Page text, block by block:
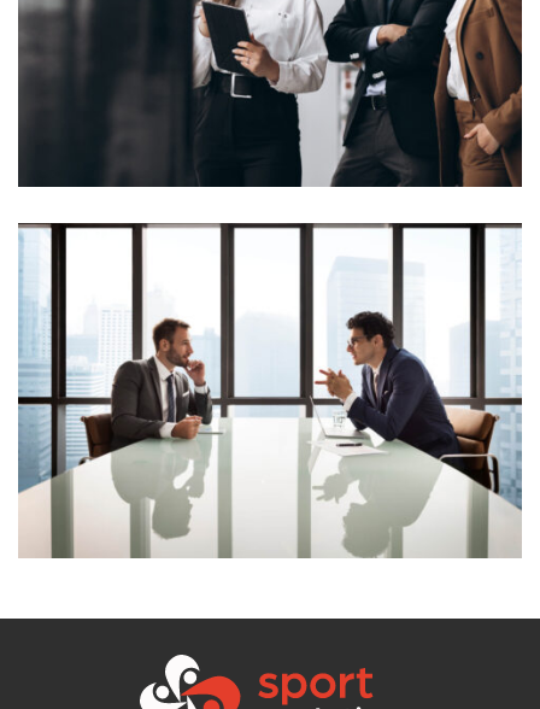
Lorem Ipsum is simply dummy text of the printing and
typesetting industry. Lorem Ipsum...
Lorem Ipsum is simply dummy text of the printing and
typesetting industry. Lorem Ipsum...
View More